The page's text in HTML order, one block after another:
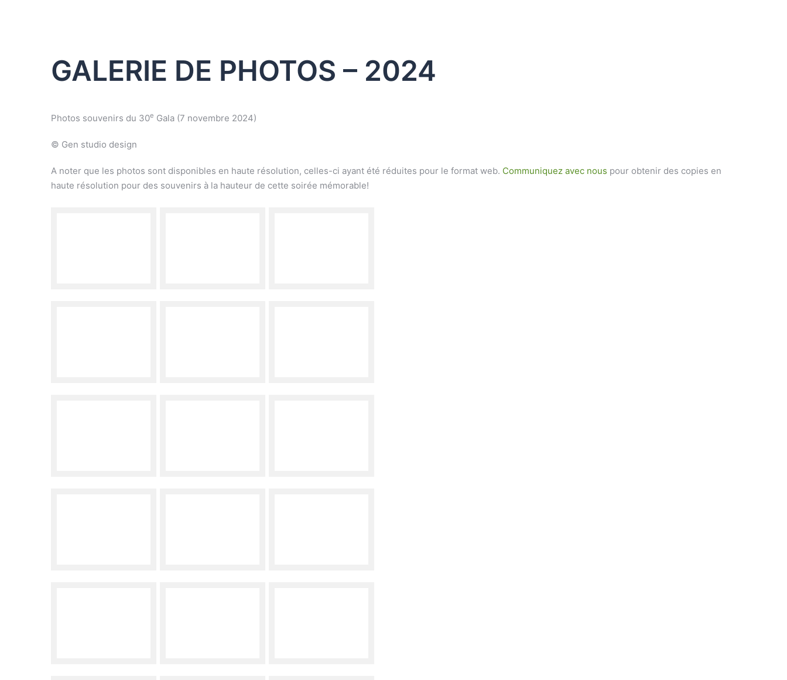
GALERIE DE PHOTOS – 2024
Photos souvenirs du 30e Gala (7 novembre 2024)
© Gen studio design
A noter que les photos sont disponibles en haute résolution, celles-ci ayant été réduites pour le format web. Communiquez avec nous pour obtenir des copies en
haute résolution pour des souvenirs à la hauteur de cette soirée mémorable!